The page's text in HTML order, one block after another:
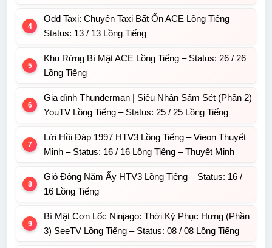
Odd Taxi: Chuyến Taxi Bất Ổn ACE Lồng Tiếng –
Status: 13 / 13 Lồng Tiếng
Khu Rừng Bí Mật ACE Lồng Tiếng – Status: 26 / 26
Lồng Tiếng
Gia đình Thunderman | Siêu Nhân Sấm Sét (Phần 2)
YouTV Lồng Tiếng – Status: 25 / 25 Lồng Tiếng
Lời Hồi Đáp 1997 HTV3 Lồng Tiếng – Vieon Thuyết
Minh – Status: 16 / 16 Lồng Tiếng – Thuyết Minh
Gió Đông Năm Ấy HTV3 Lồng Tiếng – Status: 16 /
16 Lồng Tiếng
Bí Mật Cơn Lốc Ninjago: Thời Kỳ Phục Hưng (Phần
3) SeeTV Lồng Tiếng – Status: 08 / 08 Lồng Tiếng